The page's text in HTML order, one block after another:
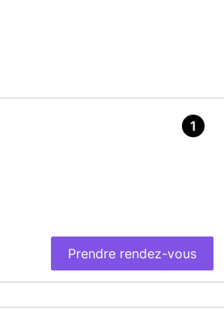
Prendre rendez-vous
1
7